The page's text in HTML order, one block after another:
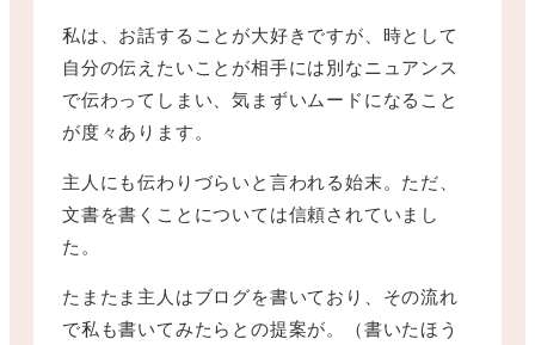
私は、お話することが大好きですが、時として
自分の伝えたいことが相手には別なニュアンス
で伝わってしまい、気まずいムードになること
が度々あります。
主人にも伝わりづらいと言われる始末。ただ、
文書を書くことについては信頼されていまし
た。
たまたま主人はブログを書いており、その流れ
で私も書いてみたらとの提案が。（書いたほう